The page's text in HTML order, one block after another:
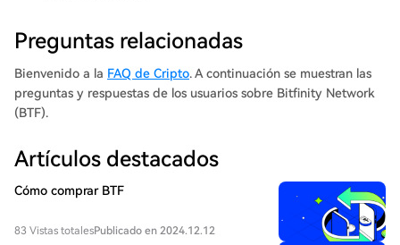
Preguntas relacionadas
Bienvenido a la FAQ de Cripto. A continuación se muestran las
preguntas y respuestas de los usuarios sobre Bitfinity Network
(BTF).
Artículos destacados
Cómo comprar BTF
83 Vistas totalesPublicado en 2024.12.12